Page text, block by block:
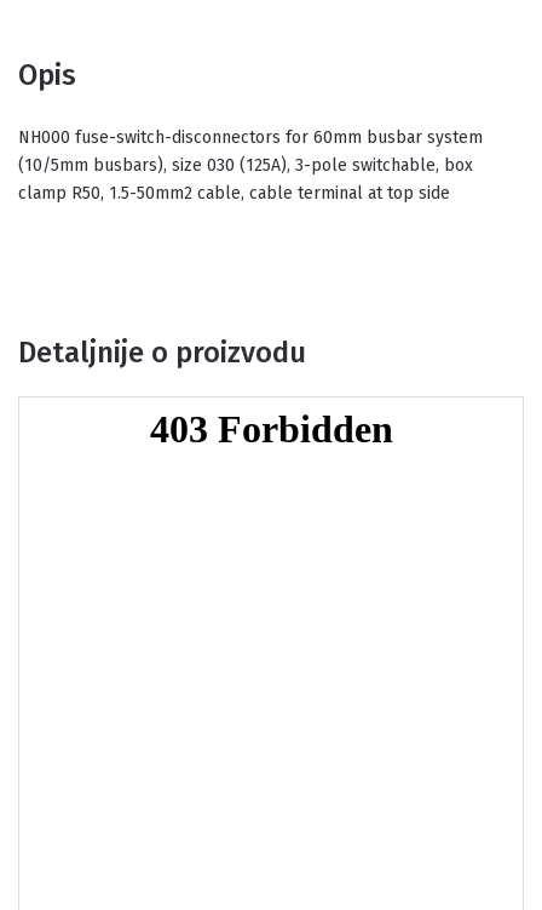
Opis
NH000 fuse-switch-disconnectors for 60mm busbar system
(10/5mm busbars), size 030 (125A), 3-pole switchable, box
clamp R50, 1.5-50mm2 cable, cable terminal at top side
Detaljnije o proizvodu